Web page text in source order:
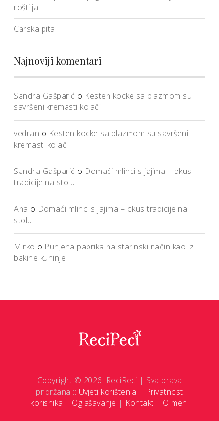
roštilja
Carska pita
Najnoviji komentari
Sandra Gašparić o Kesten kocke sa plazmom su
savršeni kremasti kolači
vedran o Kesten kocke sa plazmom su savršeni
kremasti kolači
Sandra Gašparić o Domaći mlinci s jajima – okus
tradicije na stolu
Ana o Domaći mlinci s jajima – okus tradicije na
stolu
Mirko o Punjena paprika na starinski način kao iz
bakine kuhinje
Copyright © 2026. ReciReci | Sva prava
pridržana :: Uvjeti korištenja | Privatnost
korisnika | Oglašavanje | Kontakt | O meni